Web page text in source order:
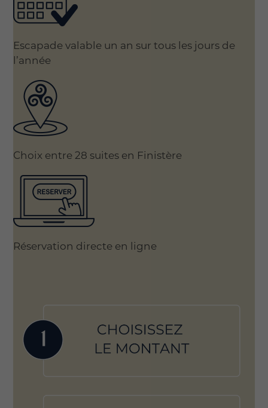
Escapade valable un an sur tous les jours de
l’année
Choix entre 28 suites en Finistère
Réservation directe en ligne